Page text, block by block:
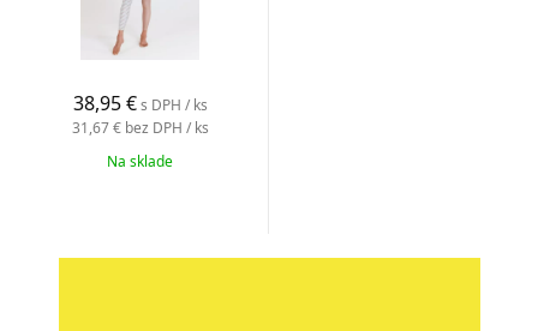
38,95 € s DPH / ks
31,67 € bez DPH / ks
Na sklade